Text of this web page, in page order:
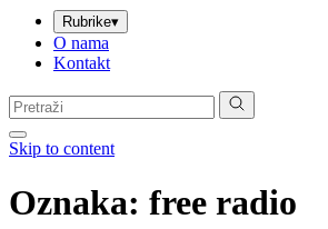
Rubrike▾
O nama
Kontakt
Pretraga:
Skip to content
Oznaka: free radio